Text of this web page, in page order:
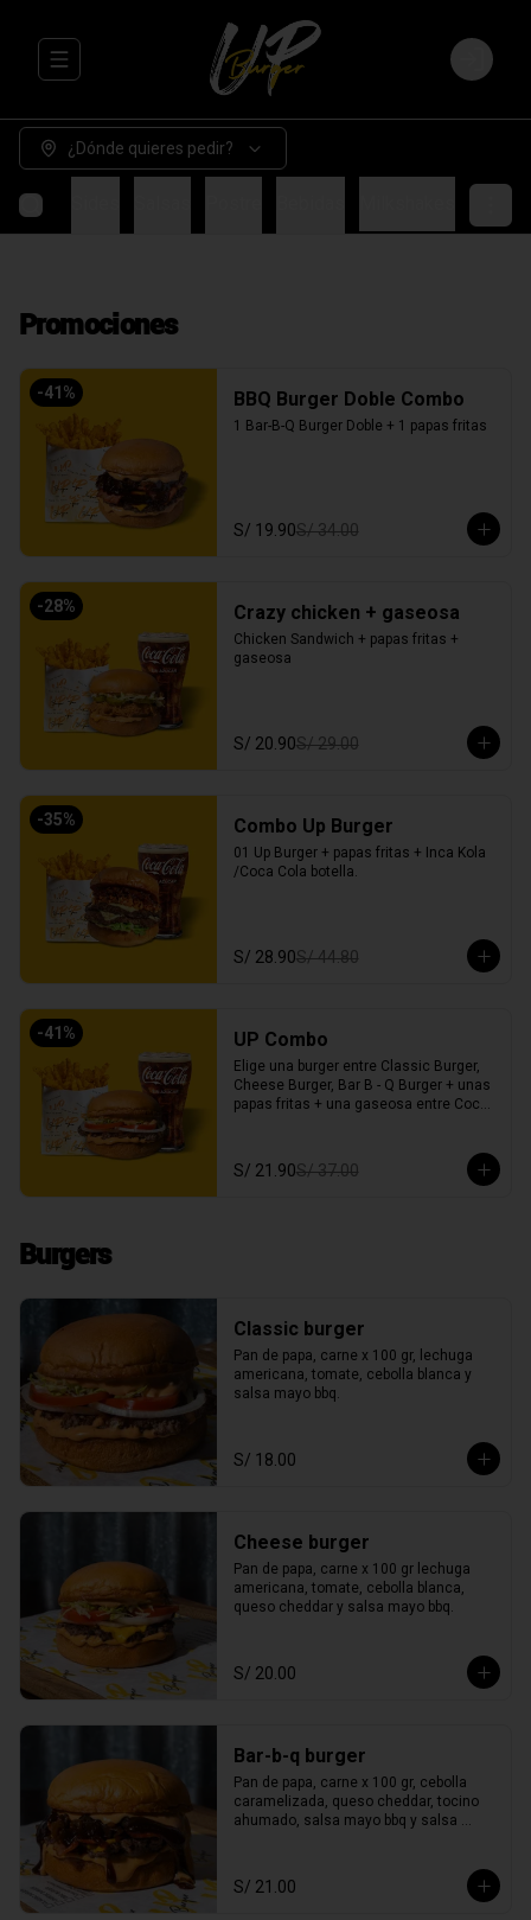
Abrir menu de navegación Login
¿Dónde quieres pedir?
Promociones
-41 % BBQ Burger Doble Combo
1 Bar-B-Q Burger Doble + 1 papas fritas
S/ 19.90S/ 34.00
-28% Crazy chicken + gaseosa
Chicken Sandwich + papas fritas +
gaseosa
S/ 20.90S/ 29.00
-35% Combo Up Burger
01 Up Burger + papas fritas + Inca Kola
/Coca Cola botella.
S/ 28.90S/ 44.80
-41 % UP Combo
Elige una burger entre Classic Burger,
Cheese Burger, Bar B - Q Burger + unas
papas fritas + una gaseosa entre Coca
S/ 21.90S/ 37.00
Burgers
Classic burger
Pan de papa, carne x 100 gr, lechuga
americana, tomate, cebolla blanca y
salsa mayo bbq.
S/ 18.00
Cheese burger
Pan de papa, carne x 100 gr lechuga
americana, tomate, cebolla blanca,
queso cheddar y salsa mayo bbq.
S/ 20.00
Bar-b-q burger
Pan de papa, carne x 100 gr, cebolla
caramelizada, queso cheddar, tocino
ahumado, salsa mayo bbq y salsa
S/ 21.00